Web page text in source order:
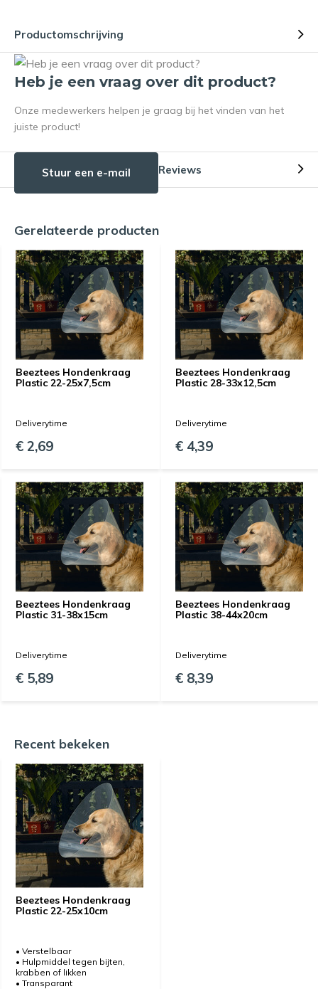
Productomschrijving
Heb je een vraag over dit product?
Onze medewerkers helpen je graag bij het vinden van het
juiste product!
Stuur een e-mail Reviews
Gerelateerde producten
Beeztees Hondenkraag
Plastic 22-25x7,5cm
Deliverytime
€ 2,69
Beeztees Hondenkraag
Plastic 28-33x12,5cm
Deliverytime
€ 4,39
Beeztees Hondenkraag
Plastic 31-38x15cm
Deliverytime
€ 5,89
Beeztees Hondenkraag
Plastic 38-44x20cm
Deliverytime
€ 8,39
Recent bekeken
Beeztees Hondenkraag
Plastic 22-25x10cm
• Verstelbaar
• Hulpmiddel tegen bijten,
krabben of likken
• Transparant